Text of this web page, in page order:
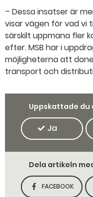
– Dessa insatser är
visar vägen för vad vi
särskilt uppmana fler
efter. MSB har i
möjligheterna att
transport och
Uppskattade du
Ja
Dela artikeln
DELA SIDAN
FACEBOOK